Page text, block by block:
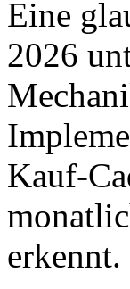
Eine
2026
Kauf-
erkennt.